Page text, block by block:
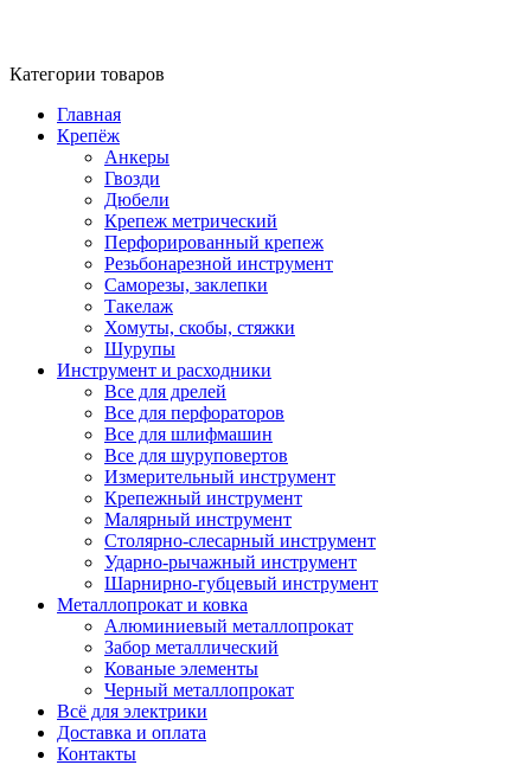
Категории товаров
Главная
Крепёж
Анкеры
Гвозди
Дюбели
Крепеж метрический
Перфорированный крепеж
Резьбонарезной инструмент
Саморезы, заклепки
Такелаж
Хомуты, скобы, стяжки
Шурупы
Инструмент и расходники
Все для дрелей
Все для перфораторов
Все для шлифмашин
Все для шуруповертов
Измерительный инструмент
Крепежный инструмент
Малярный инструмент
Столярно-слесарный инструмент
Ударно-рычажный инструмент
Шарнирно-губцевый инструмент
Металлопрокат и ковка
Алюминиевый металлопрокат
Забор металлический
Кованые элементы
Черный металлопрокат
Всё для электрики
Доставка и оплата
Контакты